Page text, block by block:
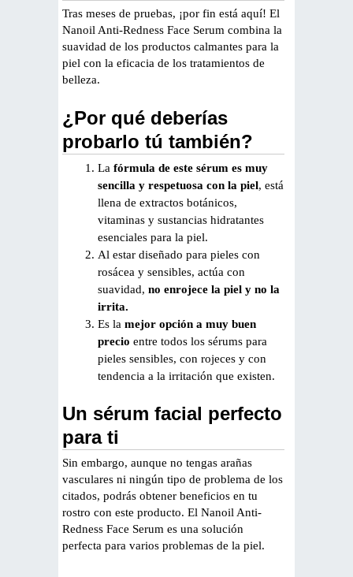
Tras meses de pruebas, ¡por fin está aquí! El
Nanoil Anti-Redness Face Serum combina la
suavidad de los productos calmantes para la
piel con la eficacia de los tratamientos de
belleza.
¿Por qué deberías
probarlo tú también?
La fórmula de este sérum es muy
sencilla y respetuosa con la piel, está
llena de extractos botánicos,
vitaminas y sustancias hidratantes
esenciales para la piel.
Al estar diseñado para pieles con
rosácea y sensibles, actúa con
suavidad, no enrojece la piel y no la
irrita.
Es la mejor opción a muy buen
precio entre todos los sérums para
pieles sensibles, con rojeces y con
tendencia a la irritación que existen.
Un sérum facial perfecto
para ti
Sin embargo, aunque no tengas arañas
vasculares ni ningún tipo de problema de los
citados, podrás obtener beneficios en tu
rostro con este producto. El Nanoil Anti-
Redness Face Serum es una solución
perfecta para varios problemas de la piel.